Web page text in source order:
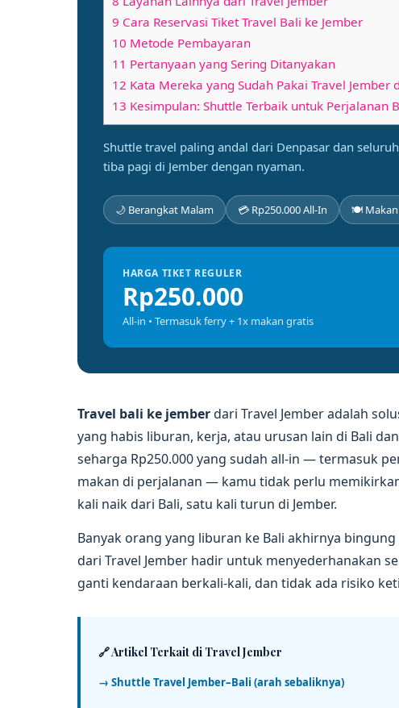
9 Cara Reservasi Tiket Travel Bali ke Jember
10 Metode Pembayaran
11 Pertanyaan yang Sering Ditanyakan
12 Kata Mereka yang Sudah Pakai Travel Jember
13 Kesimpulan: Shuttle Terbaik untuk Perjalanan
Shuttle travel paling andal dari Denpasar dan
tiba pagi di Jember dengan nyaman.
🌙 Berangkat Malam 💳 Rp250.000 All-In 🍽 Makan
HARGA TIKET REGULER
Rp250.000
All-in • Termasuk ferry + 1x makan gratis
Travel bali ke jemberdari Travel Jember adalah
yang habis liburan, kerja, atau urusan lain di Bali
seharga Rp250.000 yang sudah all-in — termasuk
makan di perjalanan — kamu tidak perlu
kali naik dari Bali, satu kali turun di Jember.
Banyak orang yang liburan ke Bali akhirnya
dari Travel Jember hadir untuk menyederhanakan
ganti kendaraan berkali-kali, dan tidak ada risiko
🔗 Artikel Terkait di Travel Jember
→ Shuttle Travel Jember–Bali (arah sebaliknya)